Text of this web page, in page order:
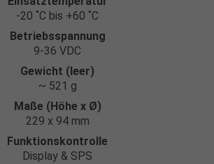
-20 ˚C bis +60 ˚C
Betriebsspannung
9-36 VDC
Gewicht (leer)
~ 521 g
Maße (Höhe x Ø)
229 x 94 mm
Funktionskontrolle
Display & SPS